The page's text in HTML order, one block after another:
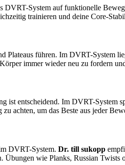
DVRT-System auf funktionelle
trainieren und deine Core-
Plateaus führen. Im DVRT-System
immer wieder neu zu fordern
ist entscheidend. Im DVRT-System
achten, um das Beste aus jeder
DVRT-System. Dr. till sukopp
wie Planks, Russian Twists